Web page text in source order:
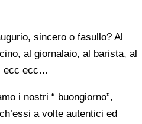
sincero o fasullo? Al
al giornalaio, al barista, al
ecc ecc…
i nostri “ buongiorno”,
a volte autentici ed